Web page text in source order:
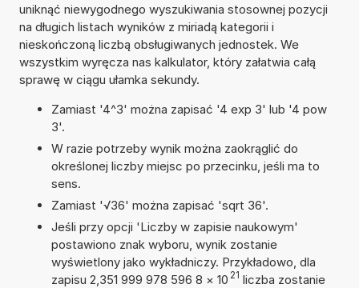
uniknąć niewygodnego wyszukiwania stosownej pozycji
na długich listach wyników z miriadą kategorii i
nieskończoną liczbą obsługiwanych jednostek. We
wszystkim wyręcza nas kalkulator, który załatwia całą
sprawę w ciągu ułamka sekundy.
Zamiast '4^3' można zapisać '4 exp 3' lub '4 pow
3'.
W razie potrzeby wynik można zaokrąglić do
określonej liczby miejsc po przecinku, jeśli ma to
sens.
Zamiast '√36' można zapisać 'sqrt 36'.
Jeśli przy opcji 'Liczby w zapisie naukowym'
postawiono znak wyboru, wynik zostanie
wyświetlony jako wykładniczy. Przykładowo, dla
zapisu 2,351 999 978 596 8 × 10 21 liczba zostanie